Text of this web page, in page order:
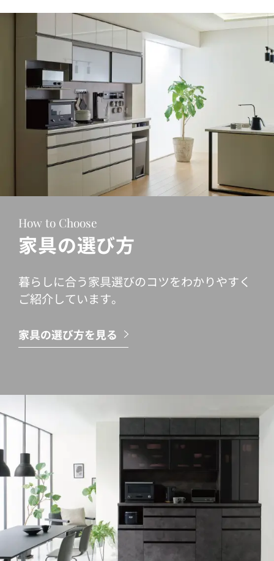
How to Choose
家具の選び方
暮らしに合う家具選びのコツをわかりやすく
ご紹介しています。
家具の選び方を見る